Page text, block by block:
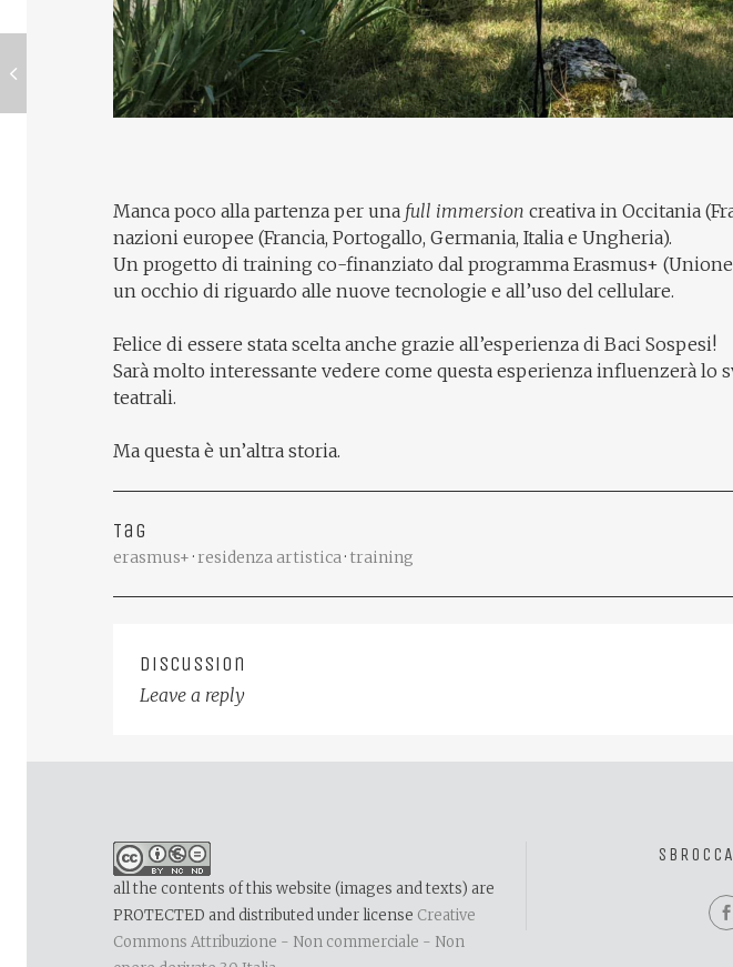
Manca poco alla partenza per una full immersion creativa in Occitania
nazioni europee (Francia, Portogallo, Germania, Italia e Ungheria).
Un progetto di training co-finanziato dal programma Erasmus+
un occhio di riguardo alle nuove tecnologie e all’uso del cellulare.
Felice di essere stata scelta anche grazie all’esperienza di Baci Sospesi!
Sarà molto interessante vedere come questa esperienza influenzerà
teatrali.
Ma questa è un’altra storia.
Tag
erasmus+·residenza artistica· training
Discussion
Leave a reply
all the contents of this website (images and texts) are
PROTECTED and distributed under license Creative
Commons Attribuzione - Non commerciale - Non